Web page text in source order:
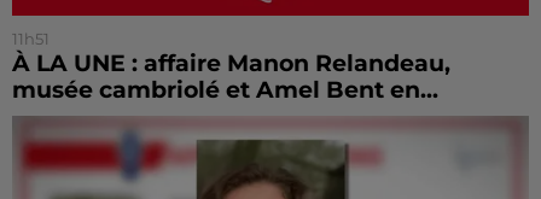
11h51
À LA UNE : affaire Manon Relandeau,
musée cambriolé et Amel Bent en...